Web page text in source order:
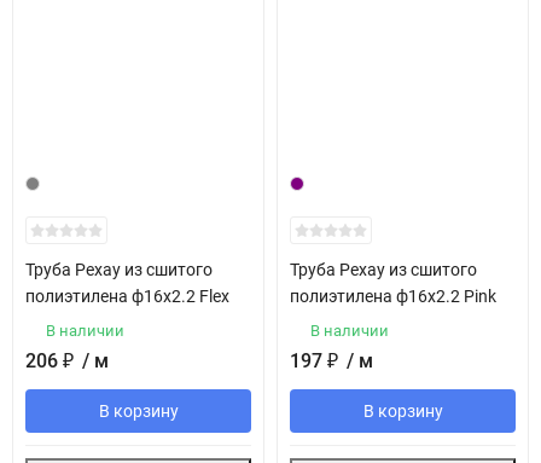
Труба Рехау из сшитого
полиэтилена ф16х2.2 Flex
В наличии
206 ₽ / м
В корзину
Труба Рехау из сшитого
полиэтилена ф16х2.2 Pink
В наличии
197 ₽ / м
В корзину